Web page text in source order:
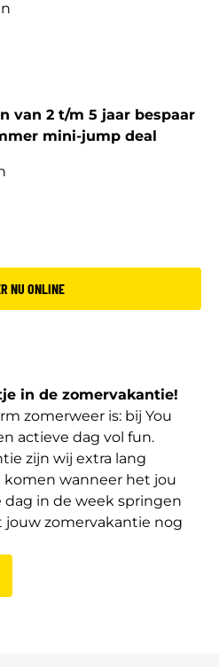
van 2 t/m 5 jaar bespaar
mini-jump deal
NU ONLINE
in de zomervakantie!
zomerweer is: bij You
actieve dag vol fun.
zijn wij extra lang
wanneer het jou
in de week springen
jouw zomervakantie nog